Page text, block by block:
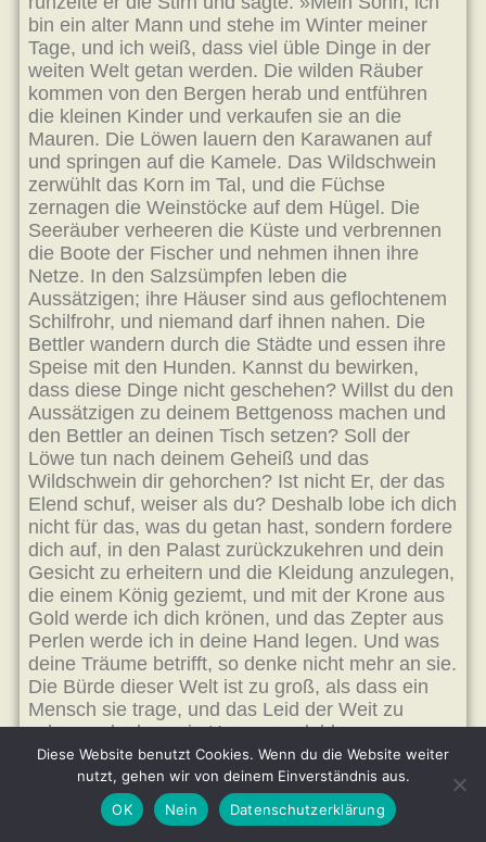
bin ein alter Mann und stehe im Winter meiner
Tage, und ich weiß, dass viel üble Dinge in der
weiten Welt getan werden. Die wilden Räuber
kommen von den Bergen herab und entführen
die kleinen Kinder und verkaufen sie an die
Mauren. Die Löwen lauern den Karawanen auf
und springen auf die Kamele. Das Wildschwein
zerwühlt das Korn im Tal, und die Füchse
zernagen die Weinstöcke auf dem Hügel. Die
Seeräuber verheeren die Küste und verbrennen
die Boote der Fischer und nehmen ihnen ihre
Netze. In den Salzsümpfen leben die
Aussätzigen; ihre Häuser sind aus geflochtenem
Schilfrohr, und niemand darf ihnen nahen. Die
Bettler wandern durch die Städte und essen ihre
Speise mit den Hunden. Kannst du bewirken,
dass diese Dinge nicht geschehen? Willst du den
Aussätzigen zu deinem Bettgenoss machen und
den Bettler an deinen Tisch setzen? Soll der
Löwe tun nach deinem Geheiß und das
Wildschwein dir gehorchen? Ist nicht Er, der das
Elend schuf, weiser als du? Deshalb lobe ich dich
nicht für das, was du getan hast, sondern fordere
dich auf, in den Palast zurückzukehren und dein
Gesicht zu erheitern und die Kleidung anzulegen,
die einem König geziemt, und mit der Krone aus
Gold werde ich dich krönen, und das Zepter aus
Perlen werde ich in deine Hand legen. Und was
deine Träume betrifft, so denke nicht mehr an sie.
Die Bürde dieser Welt ist zu groß, als dass ein
Mensch sie trage, und das Leid der Weit zu
schwer, als dass ein Herz es erdulde.«
»Sprichst du so in diesem Hause?« sagte der
junge König, und er schritt an dem Bischof vorbei
und stieg die Altarstufen hinauf und stand vor
dem Bilde Christi.
Diese Website benutzt Cookies. Wenn du die Website weiter
nutzt, gehen wir von deinem Einverständnis aus.
OK
Nein Datenschutzerklärung